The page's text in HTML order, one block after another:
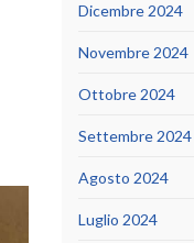
Dicembre 2024
Novembre 2024
Ottobre 2024
Settembre 2024
Agosto 2024
Luglio 2024